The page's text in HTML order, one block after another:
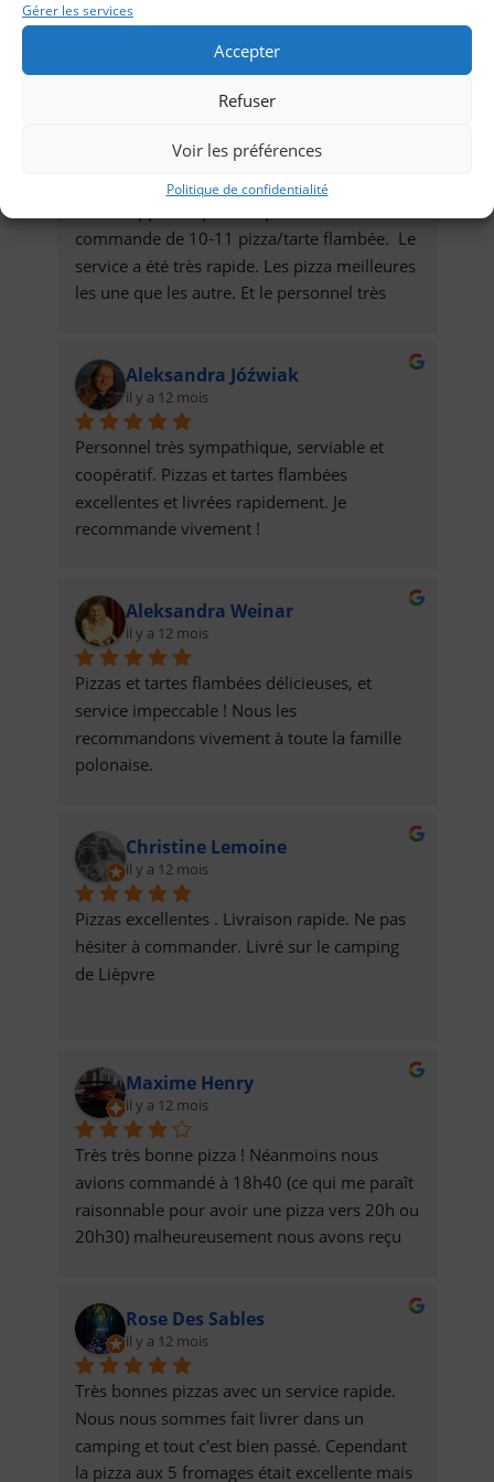
Gérer les services
Accepter
Refuser
Voir les préférences
Politique de confidentialité
le sourire bravo
szymon bujalski
il y a 12 mois
commande de 10-11 pizza/tarte flambée.  Le
service a été très rapide. Les pizza meilleures
les une que les autre. Et le personnel très
Aleksandra Jóźwiak
il y a 12 mois
Personnel très sympathique, serviable et
coopératif. Pizzas et tartes flambées
excellentes et livrées rapidement. Je
recommande vivement !
Aleksandra Weinar
il y a 12 mois
Pizzas et tartes flambées délicieuses, et
service impeccable ! Nous les
recommandons vivement à toute la famille
polonaise.
Christine Lemoine
il y a 12 mois
Pizzas excellentes . Livraison rapide. Ne pas
hésiter à commander. Livré sur le camping
de Lièpvre
Maxime Henry
il y a 12 mois
Très très bonne pizza ! Néanmoins nous
avions commandé à 18h40 (ce qui me paraît
raisonnable pour avoir une pizza vers 20h ou
20h30) malheureusement nous avons reçu
permet de compenser le délai aberrant de
livraison.J'ai conscience que sans local et
avec deux personne il est pour le moins
compliqué de gérer beaucoup de
commandes. Toutefois le business model me
paraît discutable, en effet ne proposer des
Rose Des Sables
il y a 12 mois
Très bonnes pizzas avec un service rapide.
Nous nous sommes fait livrer dans un
camping et tout c'est bien passé. Cependant
la pizza aux 5 fromages était excellente mais